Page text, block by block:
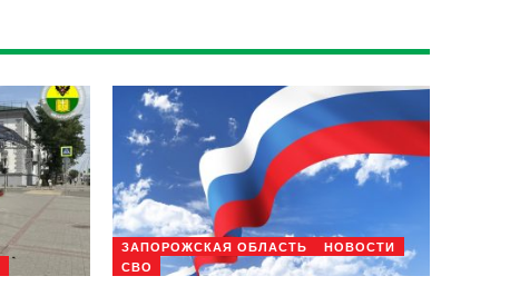
ЗАПОРОЖСКАЯ ОБЛАСТЬ
НОВОСТИ
СВО